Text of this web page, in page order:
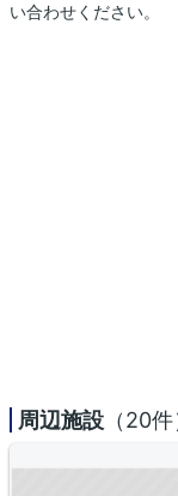
い合わせください。
周辺施設 （20件